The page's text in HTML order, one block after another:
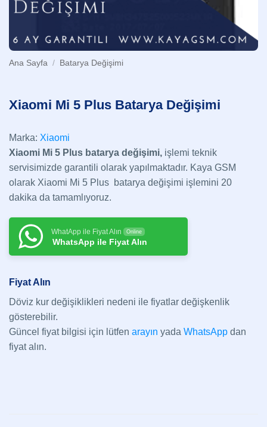
Ana Sayfa / Batarya Değişimi
Xiaomi Mi 5 Plus Batarya Değişimi
Marka: Xiaomi
Xiaomi Mi 5 Plus batarya değişimi, işlemi teknik
servisimizde garantili olarak yapılmaktadır. Kaya GSM
olarak Xiaomi Mi 5 Plus batarya değişimi işlemini 20
dakika da tamamlıyoruz.
WhatApp ile Fiyat Alın Online
WhatsApp ile Fiyat Alın
Fiyat Alın
Döviz kur değişiklikleri nedeni ile fiyatlar değişkenlik
gösterebilir.
Güncel fiyat bilgisi için lütfen arayın yada WhatsApp dan
fiyat alın.